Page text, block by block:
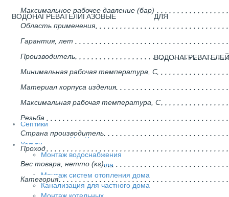
ВОДОНАГРЕВАТЕЛИГАЗОВЫЕ ДЛЯ
ВОДОНАГРЕВАТЕЛЕЙ
Септики
Септики для дома
Услуги
Монтаж водоснабжения
Монтаж теплого пола
Монтаж систем отопления дома
Канализация для частного дома
Максимальное рабочее давление (бар)
Область применения
Гарантия, лет
Производитель
Минимальная рабочая температура, С
Материал корпуса изделия
Максимальная рабочая температура, С
Резьба
Страна производитель
Проход
Вес товара, нетто (кг)
Категория